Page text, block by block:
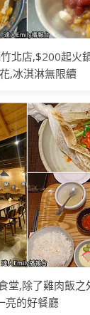
北店,$200起火
,冰淇淋無限續
堂,除了雞肉飯之
亮的好餐廳